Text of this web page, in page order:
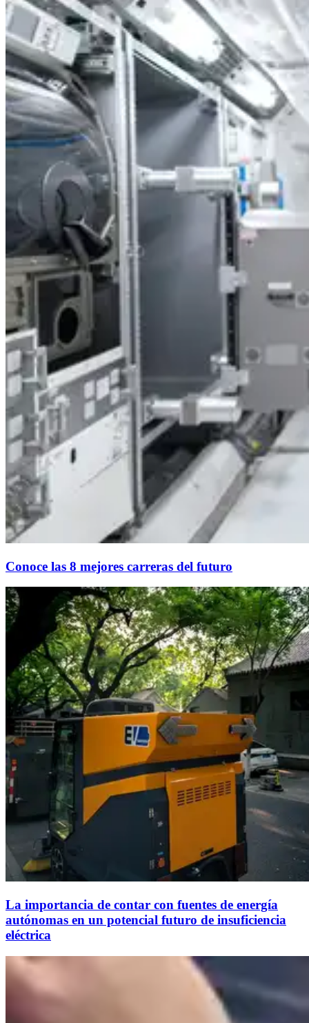
Conoce las 8 mejores carreras del futuro
La importancia de contar con fuentes de energía
autónomas en un potencial futuro de insuficiencia
eléctrica